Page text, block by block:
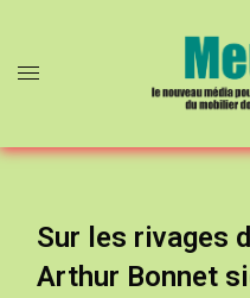
Sur les rivages
Arthur Bonnet